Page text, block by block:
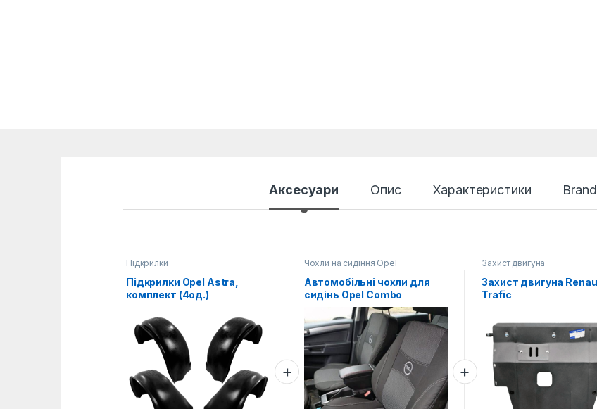
Аксесуари Опис Характеристики Brand
Підкрилки
Підкрилки Opel Astra,
комплект (4од.)
Чохли на сидіння Opel
Автомобільні чохли для
сидінь Opel Combo
Захист двигуна
Захист двигуна
Trafic